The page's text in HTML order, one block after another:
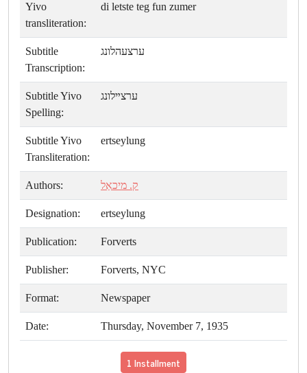
Yivo
transliteration:
di letste teg fun zumer
Subtitle
Transcription:
ערצעהלונג
Subtitle Yivo
Spelling:
ערצײלונג
Subtitle Yivo
Transliteration:
ertseylung
Authors: ק. מיכאַל
Designation: ertseylung
Publication: Forverts
Publisher: Forverts, NYC
Format: Newspaper
Date: Thursday, November 7, 1935
1 Installment